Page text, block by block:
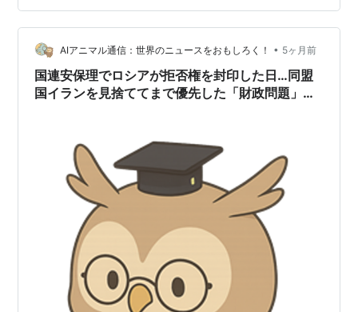
けの国がイランの「被害者」になっている 日本はどうす
べきなのか——「伝統的な友好国」という言葉の罠 一番
目。 二番目。 三番目。 四番目。 「独裁ランドパワー同
盟」の一員としてのイラ…
AIアニマル通信：世界のニュースをおもしろく！ • 5ヶ月前
国連安保理でロシアが拒否権を封印した日…同盟
国イランを見捨ててまで優先した「財政問題」